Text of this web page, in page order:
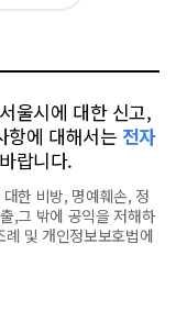
울시에 대한 신고,
항에 대해서는 전자
랍니다.
한 비방, 명예훼손, 정
,그 밖에 공익을 저해하
및 개인정보보호법에